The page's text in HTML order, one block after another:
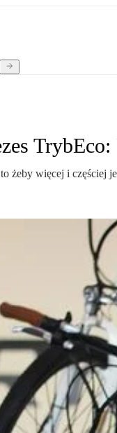
żeby więcej i częściej